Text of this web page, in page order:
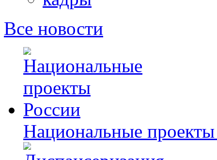
Все новости
Национальные